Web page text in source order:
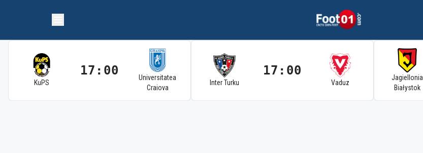
KuPS
17:00
Universitatea
Craiova
Inter Turku
17:00
Vaduz
Jagiellonia
Białystok